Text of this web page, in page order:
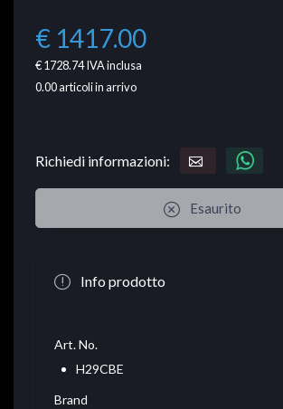
€ 1417.00
€ 1728.74IVA inclusa
0.00articoli in arrivo
Richiedi informazioni:
Esaurito
Info prodotto
Art. No.
H29CBE
Brand